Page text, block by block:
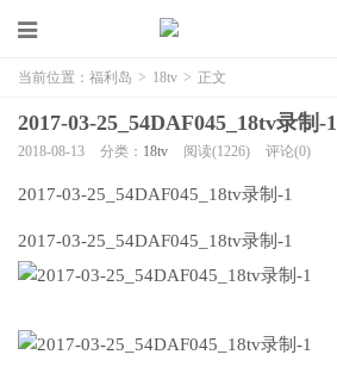
当前位置： 福利岛 > 18tv > 正文
2017-03-25_54DAF045_18tv录制-1
2018-08-13 分类： 18tv 阅读(1226) 评论(0)
2017-03-25_54DAF045_18tv录制-1
2017-03-25_54DAF045_18tv录制-1